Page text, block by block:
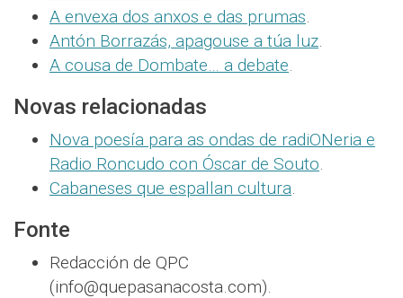
A envexa dos anxos e das prumas.
Antón Borrazás, apagouse a túa luz.
A cousa de Dombate… a debate.
Novas relacionadas
Nova poesía para as ondas de radiONeria e
Radio Roncudo con Óscar de Souto.
Cabaneses que espallan cultura.
Fonte
Redacción de QPC
(info@quepasanacosta.com).